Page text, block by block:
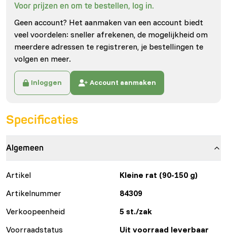
Voor prijzen en om te bestellen, log in.
Geen account? Het aanmaken van een account biedt
veel voordelen: sneller afrekenen, de mogelijkheid om
meerdere adressen te registreren, je bestellingen te
volgen en meer.
Inloggen Account aanmaken
Specificaties
Algemeen
Artikel
Kleine rat (90-150 g)
Artikelnummer
84309
Verkoopeenheid
5 st./zak
Voorraadstatus
Uit voorraad leverbaar